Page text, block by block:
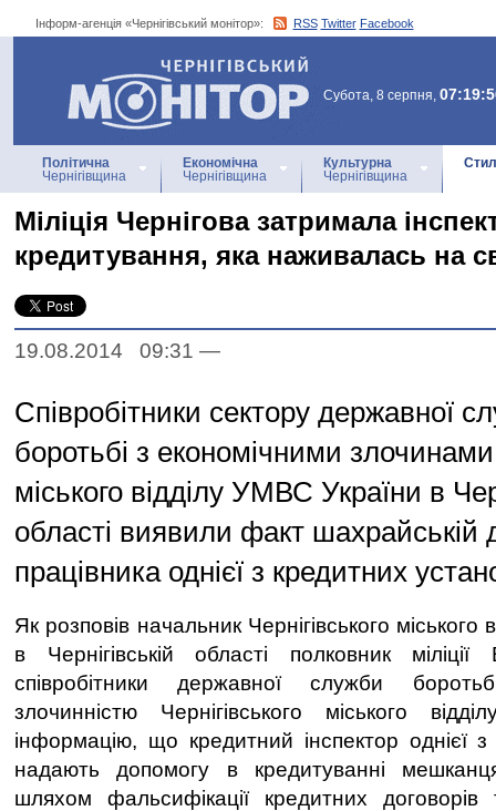
Інформ-агенція «Чернігівський монітор»: RSS Twitter Facebook
Інформ-агенція
«Чернігівський монітор»
Субота, 8 серпня,
Політична
Чернігівщина
Економічна
Чернігівщина
Культурна
Чернігівщина
Міліція Чернігова затримала
кредитування, яка наживалась на
19.08.2014 09:31 —
Співробітники сектору державної
боротьбі з економічними злочинами
міського відділу УМВС України в
області виявили факт шахрайській
працівника однієї з кредитних
Як розповів начальник Чернігівського
в Чернігівській області полковник
співробітники державної служби
злочинністю Чернігівського міського
інформацію, що кредитний інспектор однієї
надають допомогу в кредитуванні
шляхом фальсифікації кредитних